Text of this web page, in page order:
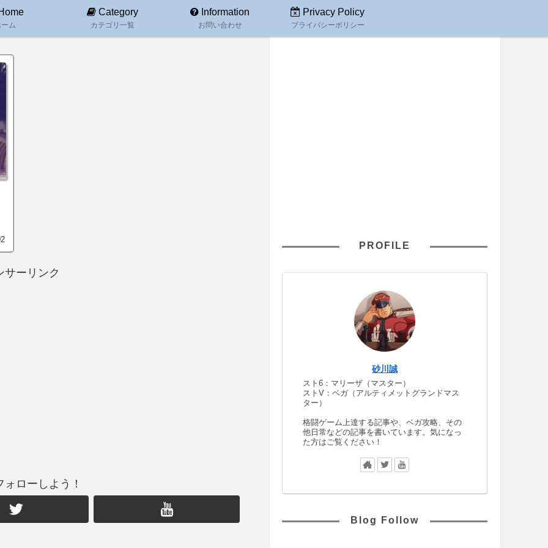
ム
Category
カテゴリ一覧
Information
お問い合わせ
Privacy Policy
プライバシーポリシー
サーリンク
ローしよう！
PROFILE
砂川誠
スト6：マリーザ（マスター）
ストV：ベガ（アルティメットグランドマス
ター）
格闘ゲーム上達する記事や、ベガ攻略、その
他日常などの記事を書いています。気になっ
た方はご覧ください！
Blog Follow